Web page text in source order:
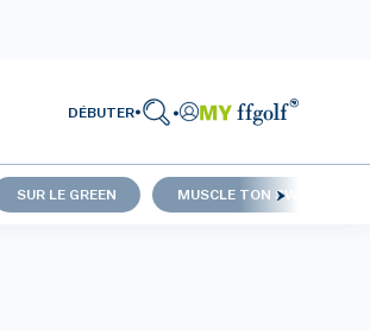
DÉBUTER
SUR LE GREEN MUSCLE TON SWING